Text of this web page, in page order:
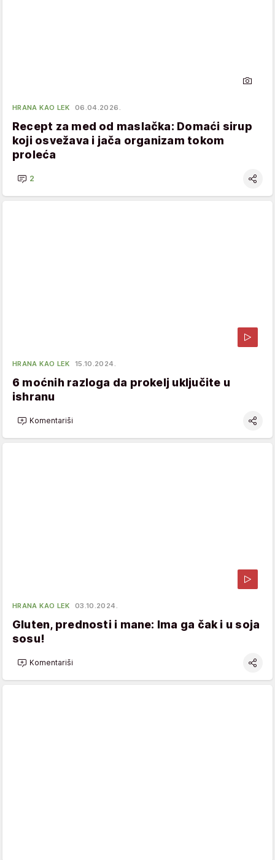
HRANA KAO LEK 06.04.2026.
Recept za med od maslačka: Domaći sirup
koji osvežava i jača organizam tokom
proleća
2
HRANA KAO LEK 15.10.2024.
6 moćnih razloga da prokelj uključite u
ishranu
Komentariši
HRANA KAO LEK 03.10.2024.
Gluten, prednosti i mane: Ima ga čak i u soja
sosu!
Komentariši